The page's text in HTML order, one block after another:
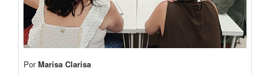
PorMarisa Clarisa